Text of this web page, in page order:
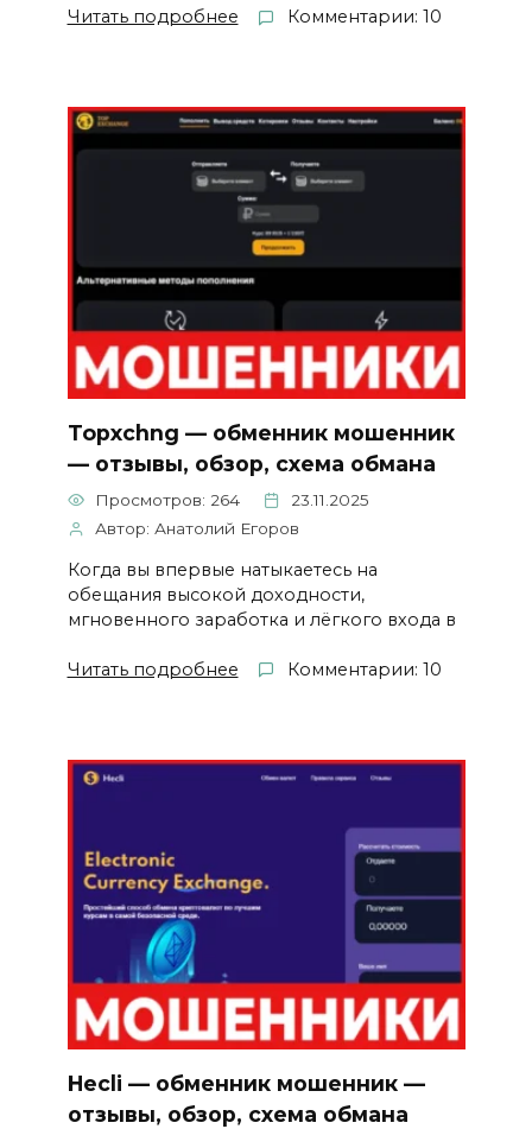
Читать подробнее Комментарии: 10
Topxchng — обменник мошенник
— отзывы, обзор, схема обмана
Просмотров: 264
23.11.2025
Автор: Анатолий Егоров
Когда вы впервые натыкаетесь на
обещания высокой доходности,
мгновенного заработка и лёгкого входа в
Читать подробнее Комментарии: 10
Hecli — обменник мошенник —
отзывы, обзор, схема обмана